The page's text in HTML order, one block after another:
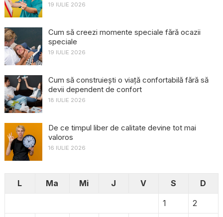
19 IULIE 2026
Cum să creezi momente speciale fără ocazii
speciale
19 IULIE 2026
Cum să construiești o viață confortabilă fără să
devii dependent de confort
18 IULIE 2026
De ce timpul liber de calitate devine tot mai
valoros
16 IULIE 2026
L Ma Mi J V S
D
1
2